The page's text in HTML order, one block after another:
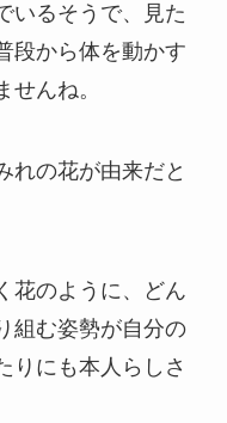
いるそうで、見た
段から体を動かす
んね。
れの花が由来だと
花のように、どん
組む姿勢が自分の
りにも本人らしさ